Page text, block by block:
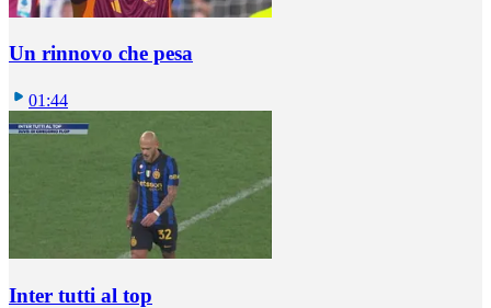
Un rinnovo che pesa
01:44
Inter tutti al top